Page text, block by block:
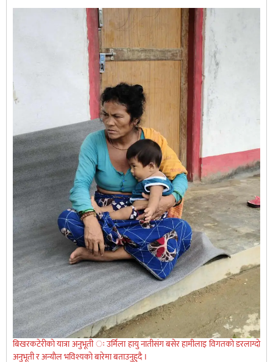
बिखरकटेरीकाे यात्रा अनुभूती ः उर्मिला हायु नातीसंग बसेर हामीलाइ विगतकाे डरलाग्दाे
अनुभूती र अन्याैल भविश्यकाे बारेमा बताउनुहुदै ।